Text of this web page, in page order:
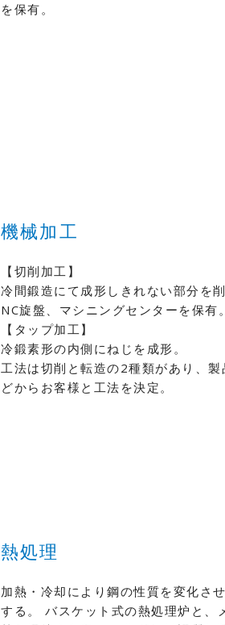
を保有。
機械加工
【切削加工】
冷間鍛造にて成形しきれない部分を
NC旋盤、マシニングセンターを保有。
【タップ加工】
冷鍛素形の内側にねじを成形。
工法は切削と転造の2種類があり、
どからお客様と工法を決定。
熱処理
加熱・冷却により鋼の性質を変化さ
する。 バスケット式の熱処理炉と、